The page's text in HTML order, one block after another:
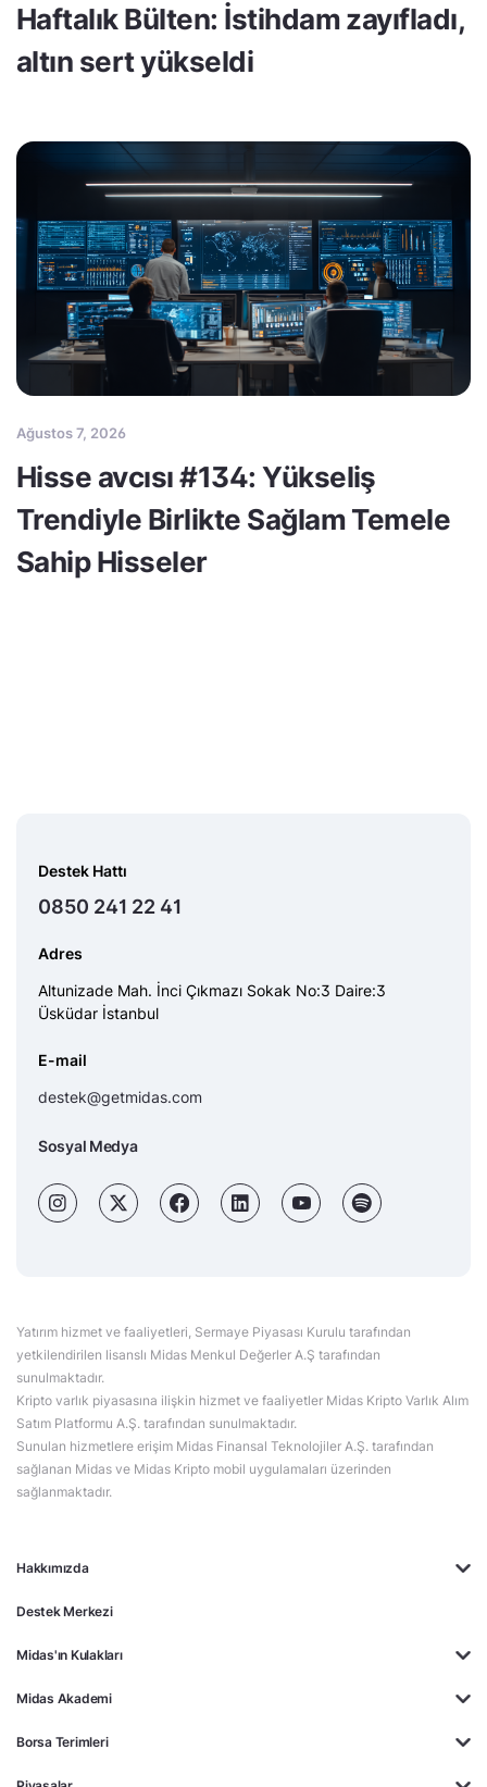
Haftalık Bülten: İstihdam zayıfladı,
altın sert yükseldi
Ağustos 7, 2026
Hisse avcısı #134: Yükseliş
Trendiyle Birlikte Sağlam Temele
Sahip Hisseler
Hakkımızda
Destek Merkezi
Midas'ın Kulakları
Midas Akademi
Borsa Terimleri
Destek Hattı
0850 241 22 41
Adres
Altunizade Mah. İnci Çıkmazı Sokak No:3 Daire:3
Üsküdar İstanbul
E-mail
destek@getmidas.com
Sosyal Medya
Yatırım hizmet ve faaliyetleri, Sermaye Piyasası Kurulu tarafından
yetkilendirilen lisanslı Midas Menkul Değerler A.Ş tarafından
sunulmaktadır.
Kripto varlık piyasasına ilişkin hizmet ve faaliyetler Midas Kripto Varlık Alım
Satım Platformu A.Ş. tarafından sunulmaktadır.
Sunulan hizmetlere erişim Midas Finansal Teknolojiler A.Ş. tarafından
sağlanan Midas ve Midas Kripto mobil uygulamaları üzerinden
sağlanmaktadır.